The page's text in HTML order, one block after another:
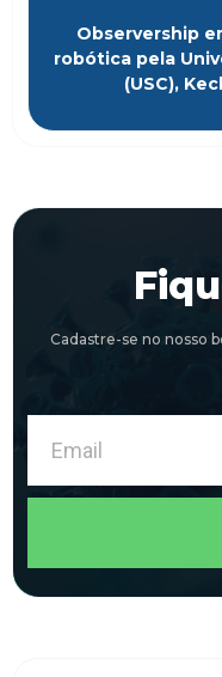
Observership
robótica pela
(USC),
Cadastre-se no nosso